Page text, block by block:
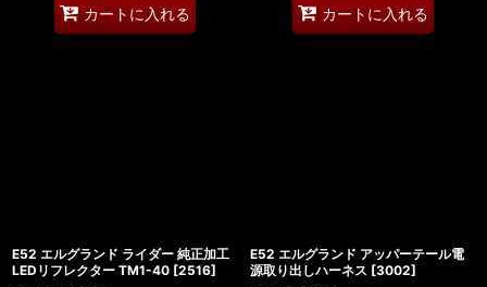
カートに入れる カートに入れる
E52 エルグランド ライダー 純正加工
LEDリフレクター TM1-40 [2516]
E52 エルグランド アッパーテール電
源取り出しハーネス [3002]